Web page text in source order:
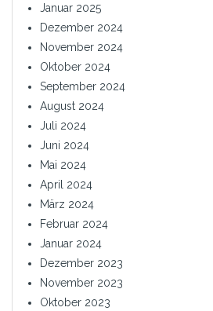
Januar 2025
Dezember 2024
November 2024
Oktober 2024
September 2024
August 2024
Juli 2024
Juni 2024
Mai 2024
April 2024
März 2024
Februar 2024
Januar 2024
Dezember 2023
November 2023
Oktober 2023